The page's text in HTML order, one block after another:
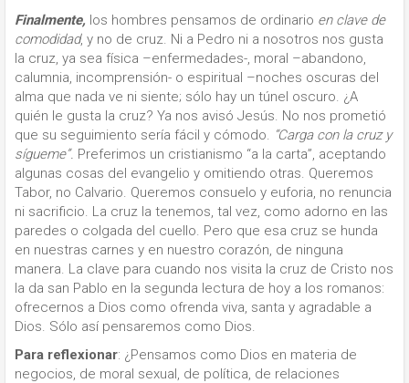
Finalmente, los hombres pensamos de ordinario en clave de
comodidad, y no de cruz. Ni a Pedro ni a nosotros nos gusta
la cruz, ya sea física –enfermedades-, moral –abandono,
calumnia, incomprensión- o espiritual –noches oscuras del
alma que nada ve ni siente; sólo hay un túnel oscuro. ¿A
quién le gusta la cruz? Ya nos avisó Jesús. No nos prometió
que su seguimiento sería fácil y cómodo.
“Carga con la cruz y
sígueme”. Preferimos un cristianismo “a la carta”, aceptando
algunas cosas del evangelio y omitiendo otras. Queremos
Tabor, no Calvario. Queremos consuelo y euforia, no renuncia
ni sacrificio. La cruz la tenemos, tal vez, como adorno en las
paredes o colgada del cuello. Pero que esa cruz se hunda
en nuestras carnes y en nuestro corazón, de ninguna
manera. La clave para cuando nos visita la cruz de Cristo nos
la da san Pablo en la segunda lectura de hoy a los romanos:
ofrecernos a Dios como ofrenda viva, santa y agradable a
Dios. Sólo así pensaremos como Dios.
Para reflexionar: ¿Pensamos como Dios en materia de
negocios, de moral sexual, de política, de relaciones